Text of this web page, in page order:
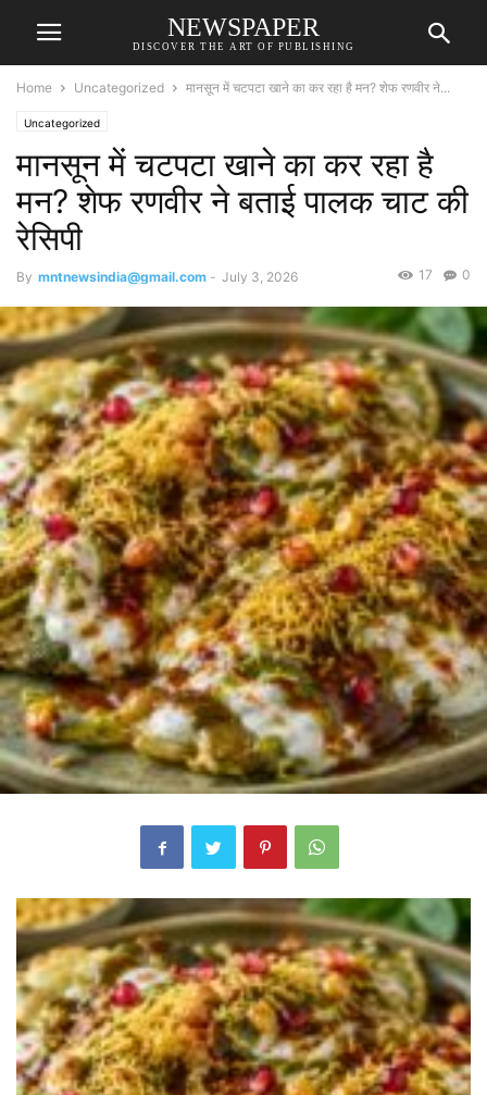
NEWSPAPER
DISCOVER THE ART OF PUBLISHING
Home Uncategorized मानसून में चटपटा खाने का कर रहा है मन? शेफ रणवीर ने...
Uncategorized
मानसून में चटपटा खाने का कर रहा है
मन? शेफ रणवीर ने बताई पालक चाट की
रेसिपी
By mntnewsindia@gmail.com - July 3, 2026 0
17